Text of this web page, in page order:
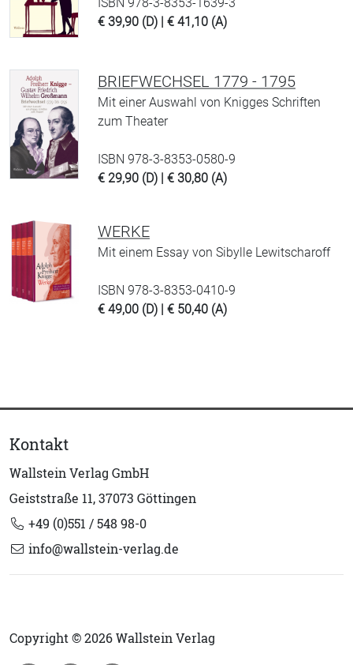
€ 39,90 (D) | € 41,10 (A)
BRIEFWECHSEL 1779 - 1795
Mit einer Auswahl von Knigges Schriften
zum Theater
ISBN 978-3-8353-0580-9
€ 29,90 (D) | € 30,80 (A)
WERKE
Mit einem Essay von Sibylle Lewitscharoff
ISBN 978-3-8353-0410-9
€ 49,00 (D) | € 50,40 (A)
Kontakt
Wallstein Verlag GmbH
Geiststraße 11, 37073 Göttingen
+49 (0)551 / 548 98-0
info@wallstein-verlag.de
Copyright © 2026 Wallstein Verlag